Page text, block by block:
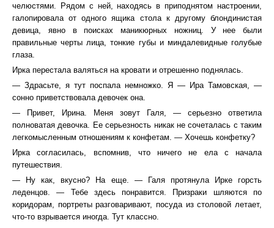
челюстями. Рядом с ней, находясь в приподнятом настроении,
галопировала от одного ящика стола к другому блондинистая
девица, явно в поисках маникюрных ножниц. У нее были
правильные черты лица, тонкие губы и миндалевидные голубые
глаза.
Ирка перестала валяться на кровати и отрешенно поднялась.
— Здрасьте, я тут поспала немножко. Я — Ира Тамовская, —
сонно приветствовала девочек она.
— Привет, Ирина. Меня зовут Галя, — серьезно ответила
полноватая девочка. Ее серьезность никак не сочеталась с таким
легкомысленным отношениям к конфетам. — Хочешь конфетку?
Ирка согласилась, вспомнив, что ничего не ела с начала
путешествия.
— Ну как, вкусно? На еще. — Галя протянула Ирке горсть
леденцов. — Тебе здесь понравится. Призраки шляются по
коридорам, портреты разговаривают, посуда из столовой летает,
что-то взрывается иногда. Тут классно.